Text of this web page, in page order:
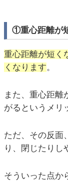
①重心距離が
重心距離が短く
くなります。
また、重心距離
がるというメリ
ただ、その反面
り、閉じたりし
そういった点か